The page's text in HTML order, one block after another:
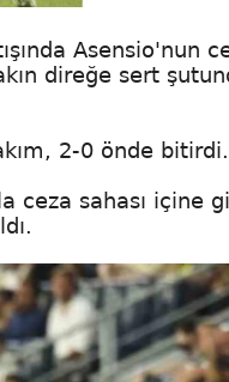
Asensio'nun
direğe sert
2-0 önde bitirdi.
ceza sahası içine